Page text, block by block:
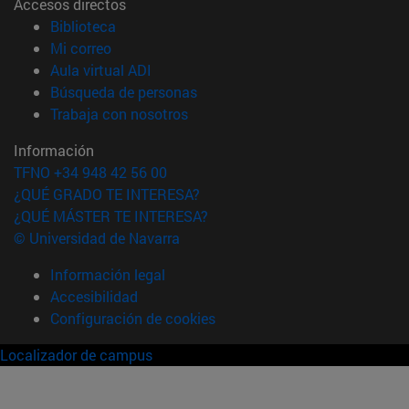
Biblioteca
Mi correo(abre en nueva ventana)
Aula virtual ADI
Búsqueda de personas(abre en nueva ventana)
Trabaja con nosotros(abre en nueva ventana)
Información
TFNO +34 948 42 56 00
¿QUÉ GRADO TE INTERESA?
¿QUÉ MÁSTER TE INTERESA?
© Universidad de Navarra
Información legal
Accesibilidad
Configuración de cookies
Localizador de campus